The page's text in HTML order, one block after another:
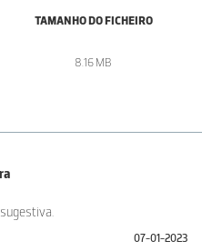
TAMANHO DO FICHEIRO
8.16 MB
07-01-2023